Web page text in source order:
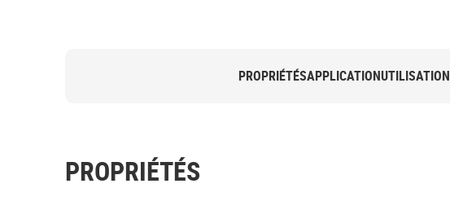
PROPRIÉTÉSAPPLICATIONUTILISATION
PROPRIÉTÉS